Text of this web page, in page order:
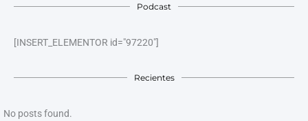
Podcast
[INSERT_ELEMENTOR id="97220"]
Recientes
No posts found.